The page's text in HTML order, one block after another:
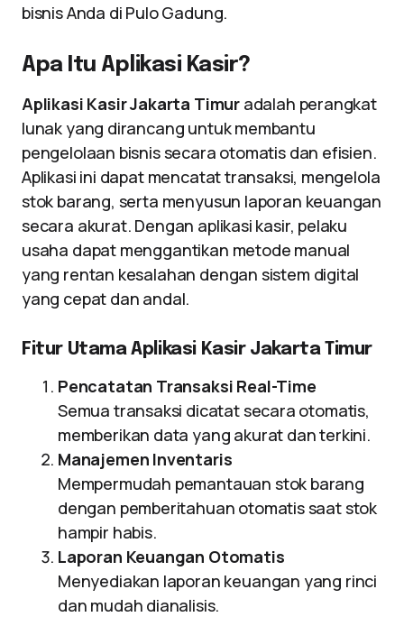
bisnis Anda di Pulo Gadung.
Apa Itu Aplikasi Kasir?
Aplikasi Kasir Jakarta Timuradalah perangkat
lunak yang dirancang untuk membantu
pengelolaan bisnis secara otomatis dan efisien.
Aplikasi ini dapat mencatat transaksi, mengelola
stok barang, serta menyusun laporan keuangan
secara akurat. Dengan aplikasi kasir, pelaku
usaha dapat menggantikan metode manual
yang rentan kesalahan dengan sistem digital
yang cepat dan andal.
Fitur Utama Aplikasi Kasir Jakarta Timur
Pencatatan Transaksi Real-Time
Semua transaksi dicatat secara otomatis,
memberikan data yang akurat dan terkini.
Manajemen Inventaris
Mempermudah pemantauan stok barang
dengan pemberitahuan otomatis saat stok
hampir habis.
Laporan Keuangan Otomatis
Menyediakan laporan keuangan yang rinci
dan mudah dianalisis.